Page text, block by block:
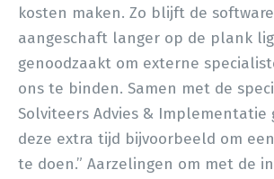
kosten maken. Zo blijft de
aangeschaft langer op de plank
genoodzaakt om externe
ons te binden. Samen met de
Solviteers Advies & Implementatie
deze extra tijd bijvoorbeeld om
te doen.” Aarzelingen om met de